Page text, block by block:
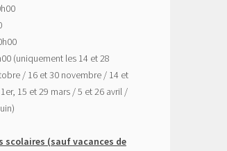
(uniquement les 14 et 28
/ 16 et 30 novembre / 14 et
15 et 29 mars / 5 et 26 avril /
scolaires (sauf vacances de